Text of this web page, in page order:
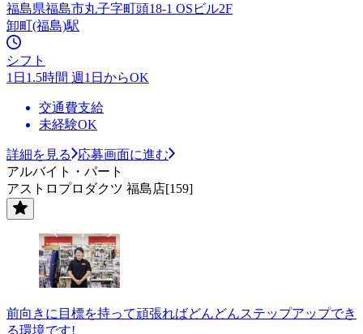
福島県福島市丸子字町頭18-1 OSビル2F
卸町(福島)駅
シフト
1日1.5時間 週1日からOK
交通費支給
未経験OK
詳細を見る
応募画面に進む
アルバイト・パート
アストロプロダクツ 福島店[159]
前向きに目標を持って頑張ればどんどんステップアップでき
る環境です!